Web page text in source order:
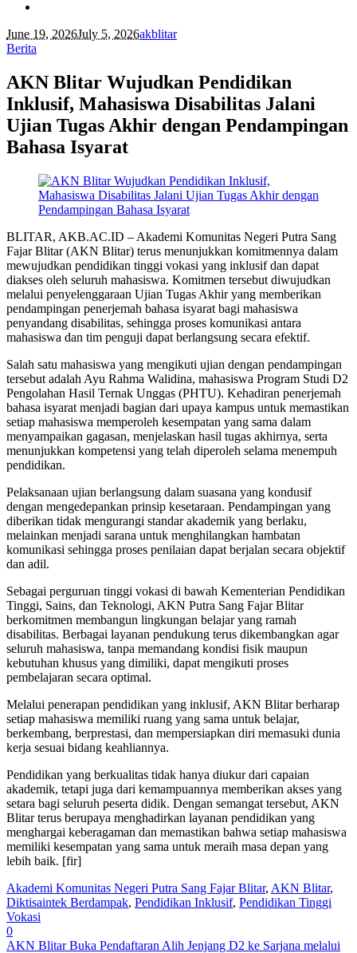
June 19, 2026July 5, 2026akblitar
Berita
AKN Blitar Wujudkan Pendidikan
Inklusif, Mahasiswa Disabilitas Jalani
Ujian Tugas Akhir dengan Pendampingan
Bahasa Isyarat
BLITAR, AKB.AC.ID – Akademi Komunitas Negeri Putra Sang
Fajar Blitar (AKN Blitar) terus menunjukkan komitmennya dalam
mewujudkan pendidikan tinggi vokasi yang inklusif dan dapat
diakses oleh seluruh mahasiswa. Komitmen tersebut diwujudkan
melalui penyelenggaraan Ujian Tugas Akhir yang memberikan
pendampingan penerjemah bahasa isyarat bagi mahasiswa
penyandang disabilitas, sehingga proses komunikasi antara
mahasiswa dan tim penguji dapat berlangsung secara efektif.
Salah satu mahasiswa yang mengikuti ujian dengan pendampingan
tersebut adalah Ayu Rahma Walidina, mahasiswa Program Studi D2
Pengolahan Hasil Ternak Unggas (PHTU). Kehadiran penerjemah
bahasa isyarat menjadi bagian dari upaya kampus untuk memastikan
setiap mahasiswa memperoleh kesempatan yang sama dalam
menyampaikan gagasan, menjelaskan hasil tugas akhirnya, serta
menunjukkan kompetensi yang telah diperoleh selama menempuh
pendidikan.
Pelaksanaan ujian berlangsung dalam suasana yang kondusif
dengan mengedepankan prinsip kesetaraan. Pendampingan yang
diberikan tidak mengurangi standar akademik yang berlaku,
melainkan menjadi sarana untuk menghilangkan hambatan
komunikasi sehingga proses penilaian dapat berjalan secara objektif
dan adil.
Sebagai perguruan tinggi vokasi di bawah Kementerian Pendidikan
Tinggi, Sains, dan Teknologi, AKN Putra Sang Fajar Blitar
berkomitmen membangun lingkungan belajar yang ramah
disabilitas. Berbagai layanan pendukung terus dikembangkan agar
seluruh mahasiswa, tanpa memandang kondisi fisik maupun
kebutuhan khusus yang dimiliki, dapat mengikuti proses
pembelajaran secara optimal.
Melalui penerapan pendidikan yang inklusif, AKN Blitar berharap
setiap mahasiswa memiliki ruang yang sama untuk belajar,
berkembang, berprestasi, dan mempersiapkan diri memasuki dunia
kerja sesuai bidang keahliannya.
Pendidikan yang berkualitas tidak hanya diukur dari capaian
akademik, tetapi juga dari kemampuannya memberikan akses yang
setara bagi seluruh peserta didik. Dengan semangat tersebut, AKN
Blitar terus berupaya menghadirkan layanan pendidikan yang
menghargai keberagaman dan memastikan bahwa setiap mahasiswa
memiliki kesempatan yang sama untuk meraih masa depan yang
lebih baik. [fir]
Akademi Komunitas Negeri Putra Sang Fajar Blitar, AKN Blitar,
Diktisaintek Berdampak, Pendidikan Inklusif, Pendidikan Tinggi
Vokasi
0
AKN Blitar Buka Pendaftaran Alih Jenjang D2 ke Sarjana melalui